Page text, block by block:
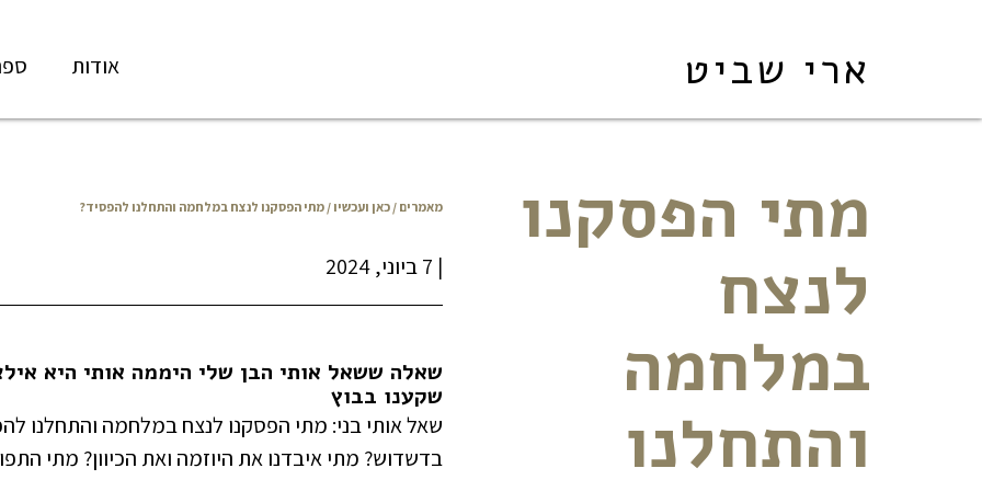
ארי שביט אודות
מתי הפסקנו
לנצח
במלחמה
והתחלנו
מאמרים / כאן ועכשיו / מתי הפסקנו לנצח במלחמה והתחלנו להפסיד?
| 7 ביוני, 2024
שאלה ששאל אותי הבן שלי היממה אותי היא
שקענו בבוץ
שאל אותי בני: מתי הפסקנו לנצח במלחמה והתחלנו
בדשדוש? מתי איבדנו את היוזמה ואת הכיוון? מתי